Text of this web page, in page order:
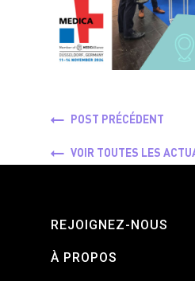
POST PRÉCÉDENT
VOIR TOUTES LES
REJOIGNEZ-NOUS
À PROPOS